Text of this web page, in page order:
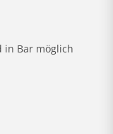
in Bar möglich